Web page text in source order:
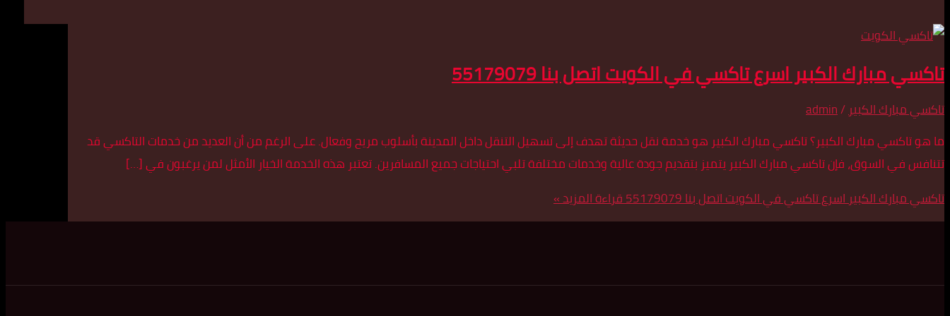
تاكسي مبارك الكبير اسرع تاكسي في الكويت اتصل بنا 55179079
تاكسي مبارك الكبير/
admin
ما هو تاكسي مبارك الكبير؟ تاكسي مبارك الكبير هو خدمة نقل حديثة تهدف إلى تسهيل التنقل داخل المدينة بأسلوب مريح وفعال. على الرغم من أن العديد من خدمات التاكسي قد
تتنافس في السوق، فإن تاكسي مبارك الكبير يتميز بتقديم جودة عالية وخدمات مختلفة تلبي احتياجات جميع المسافرين. تعتبر هذه الخدمة الخيار الأمثل لمن يرغبون في […]
تاكسي مبارك الكبير اسرع تاكسي في الكويت اتصل بنا 55179079
قراءة المزيد »